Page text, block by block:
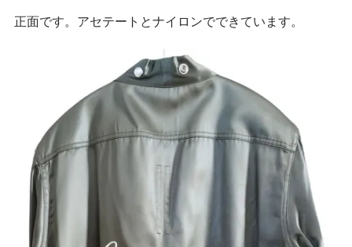
正面です。アセテートとナイロンでできています。